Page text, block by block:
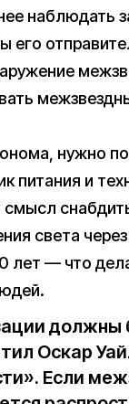
наблюдать
его
нужно
питания и
света
лет — что
должны
Оскар
Если